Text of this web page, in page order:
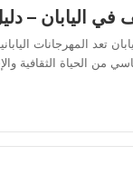
في اليابان –
تعد المهرجانات
من الحياة الثقافية